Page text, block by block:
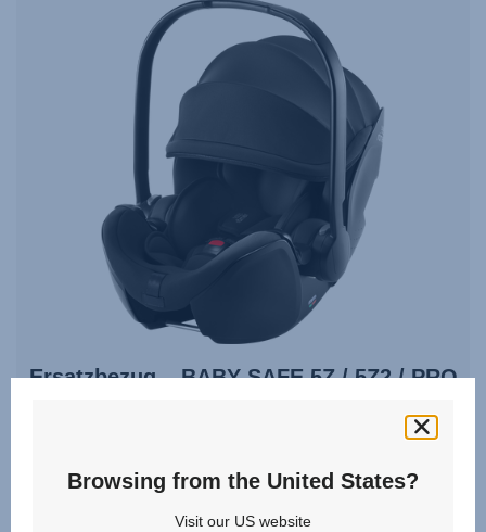
Ersatzbezug – BABY-SAFE 5Z / 5Z2 / PRO
Browsing from the United States?
Visit our US website